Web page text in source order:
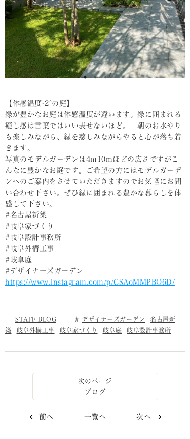
【体感温度-2°の庭】
緑が豊かなお庭は体感温度が違います。緑に囲まれる
癒し感は言葉ではいい表せないほど。 朝のお水やり
も楽しみながら、緑を慈しみながらやると心が落ち着
きます。
写真のモデルガーデンは4m️10mほどの広さですがこ
んなに豊かなお庭です。ご希望の方にはモデルガーデ
ンへのご案内をさせていただきますのでお気軽にお問
い合わせ下さい。ぜひ緑に囲まれる豊かな暮らしを体
感して下さい。
#名古屋新築
#岐阜家づくり
#岐阜設計事務所
#岐阜外構工事
#岐阜庭
#デザイナーズガーデン
https://www.instagram.com/p/CSAoMMPBO6D/
STAFF BLOG デザイナーズガーデン
名古屋新
築
岐阜外構工事 岐阜家づくり 岐阜庭 岐阜設計事務所
ブログ
前へ 一覧へ 次へ